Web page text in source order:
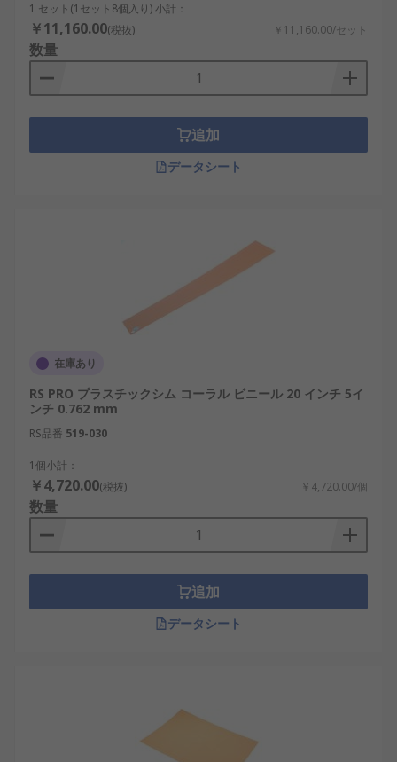
1 セット(1セット8個入り) 小計：
￥11,160.00(税抜) ￥11,160.00/セット
数量
追加
データシート
在庫あり
RS PRO プラスチックシム コーラル ビニール 20 インチ 5イ
ンチ 0.762 mm
RS品番 519-030
1個小計：
￥4,720.00(税抜) ￥4,720.00/個
数量
追加
データシート